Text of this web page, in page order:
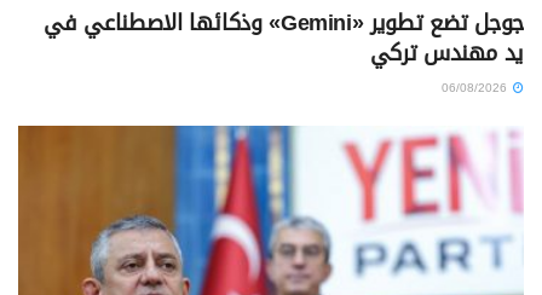
جوجل تضع تطوير «Gemini» وذكائها الاصطناعي في
يد مهندس تركي